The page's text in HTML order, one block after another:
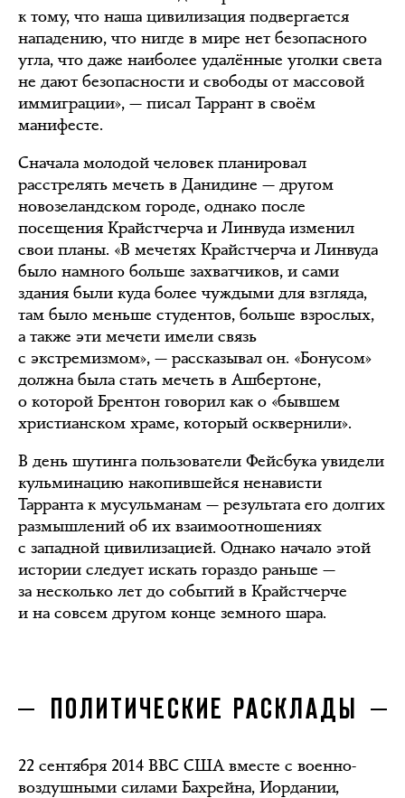
к тому, что наша цивилизация подвергается
нападению, что нигде в мире нет безопасного
угла, что даже наиболее удалённые уголки света
не дают безопасности и свободы от массовой
иммиграции», — писал Таррант в своём
манифесте.
Сначала молодой человек планировал
расстрелять мечеть в Данидине — другом
новозеландском городе, однако после
посещения Крайстчерча и Линвуда изменил
свои планы. «В мечетях Крайстчерча и Линвуда
было намного больше захватчиков, и сами
здания были куда более чуждыми для взгляда,
там было меньше студентов, больше взрослых,
а также эти мечети имели связь
с экстремизмом», — рассказывал он. «Бонусом»
должна была стать мечеть в Ашбертоне,
о которой Брентон говорил как о «бывшем
христианском храме, который осквернили».
В день шутинга пользователи Фейсбука увидели
кульминацию накопившейся ненависти
Тарранта к мусульманам — результата его долгих
размышлений об их взаимоотношениях
с западной цивилизацией. Однако начало этой
истории следует искать гораздо раньше —
за несколько лет до событий в Крайстчерче
и на совсем другом конце земного шара.
ПОЛИТИЧЕСКИЕ РАСКЛАДЫ
22 сентября 2014 ВВС США вместе с военно-
воздушными силами Бахрейна, Иордании,